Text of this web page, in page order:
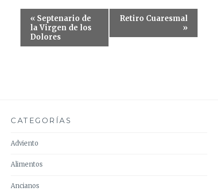
Navegación
del
Evento
« Septenario de
la Virgen de los
Dolores
Retiro Cuaresmal
»
CATEGORÍAS
Adviento
Alimentos
Ancianos